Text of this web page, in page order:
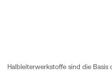
Halbleiterwerkstoffe sind die